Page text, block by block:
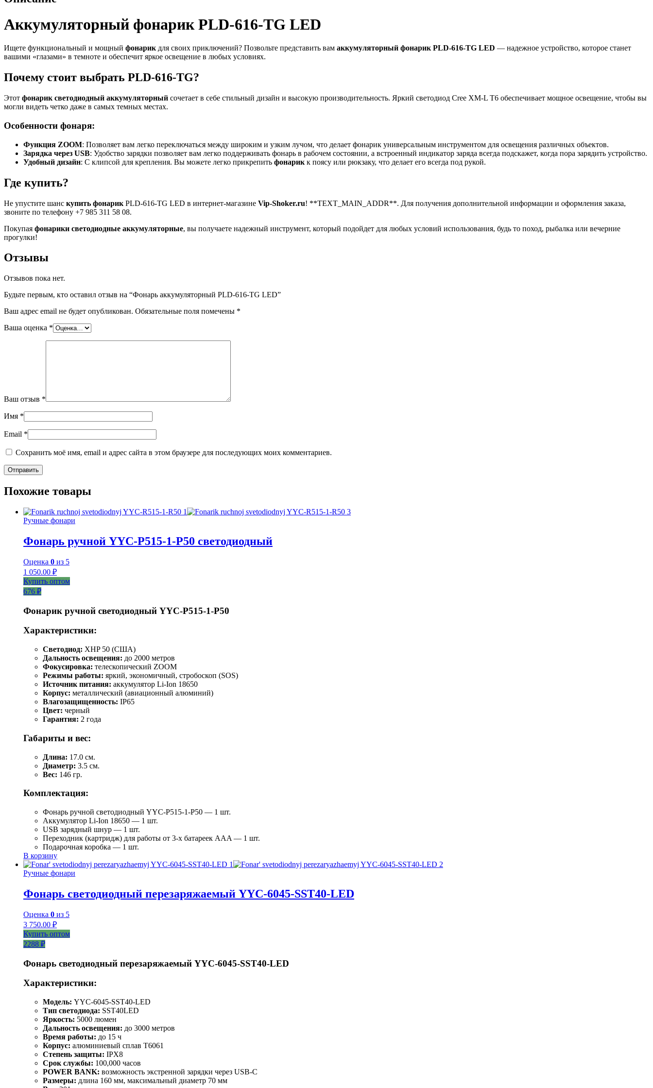
Аккумуляторный фонарик PLD-616-TG LED
Ищете функциональный и мощный фонарикдля своих приключений? Позвольте представить вам аккумуляторный фонарик PLD-616-TG LED — надежное устройство, которое станет
вашими «глазами» в темноте и обеспечит яркое освещение в любых условиях.
Почему стоит выбрать PLD-616-TG?
Этот фонарик светодиодный аккумуляторный сочетает в себе стильный дизайн и высокую производительность. Яркий светодиод Cree XM-L T6 обеспечивает мощное освещение, чтобы вы
могли видеть четко даже в самых темных местах.
Особенности фонаря:
Функция ZOOM: Позволяет вам легко переключаться между широким и узким лучом, что делает фонарик универсальным инструментом для освещения различных объектов.
Зарядка через USB: Удобство зарядки позволяет вам легко поддерживать фонарь в рабочем состоянии, а встроенный индикатор заряда всегда подскажет, когда пора зарядить устройство.
Удобный дизайн: С клипсой для крепления. Вы можете легко прикрепить фонарик к поясу или рюкзаку, что делает его всегда под рукой.
Где купить?
Не упустите шанс купить фонарик PLD-616-TG LED в интернет-магазине Vip-Shoker.ru! **TEXT_MAIN_ADDR**. Для получения дополнительной информации и оформления заказа,
звоните по телефону +7 985 311 58 08.
Покупая фонарики светодиодные аккумуляторные, вы получаете надежный инструмент, который подойдет для любых условий использования, будь то поход, рыбалка или вечерние
прогулки!
Отзывы
Отзывов пока нет.
Будьте первым, кто оставил отзыв на “Фонарь аккумуляторный PLD-616-TG LED”
Ваш адрес email не будет опубликован. Обязательные поля помечены *
Ваша оценка *
Ваш отзыв *
Имя *
Email *
Сохранить моё имя, email и адрес сайта в этом браузере для последующих моих комментариев.
Похожие товары
Ручные фонари
Фонарь ручной YYC-P515-1-P50 светодиодный
Оценка 0 из 5
1 050.00 ₽
Купить оптом
676 ₽
Фонарик ручной светодиодный YYC-Р515-1-Р50
Характеристики:
Светодиод: XHP 50 (США)
Дальность освещения: до 2000 метров
Фокусировка: телескопический ZOOM
Режимы работы: яркий, экономичный, стробоскоп (SOS)
Источник питания: аккумулятор Li-Ion 18650
Корпус: металлический (авиационный алюминий)
Влагозащищенность: IP65
Цвет: черный
Гарантия: 2 года
Габариты и вес:
Длина: 17.0 см.
Диаметр: 3.5 см.
Вес: 146 гр.
Комплектация:
Фонарь ручной светодиодный YYC-Р515-1-Р50 — 1 шт.
Аккумулятор Li-Ion 18650 — 1 шт.
USB зарядный шнур — 1 шт.
Переходник (картридж) для работы от 3-х батареек AAA — 1 шт.
Подарочная коробка — 1 шт.
В корзину
Ручные фонари
Фонарь светодиодный перезаряжаемый YYC-6045-SST40-LED
Оценка 0 из 5
3 750.00 ₽
Купить оптом
2288 ₽
Фонарь светодиодный перезаряжаемый YYC-6045-SST40-LED
Характеристики:
Модель: YYC-6045-SST40-LED
Тип светодиода: SST40LED
Яркость: 5000 люмен
Дальность освещения: до 3000 метров
Время работы: до 15 ч
Корпус: алюминиевый сплав T6061
Степень защиты: IPX8
Срок службы: 100,000 часов
POWER BANK: возможность экстренной зарядки через USB-C
Размеры: длина 160 мм, максимальный диаметр 70 мм